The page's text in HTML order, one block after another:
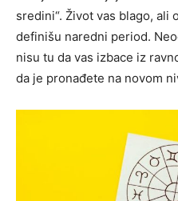
sredini“. Život vas blago, ali
definišu naredni period.
nisu tu da vas izbace iz
da je pronađete na novom